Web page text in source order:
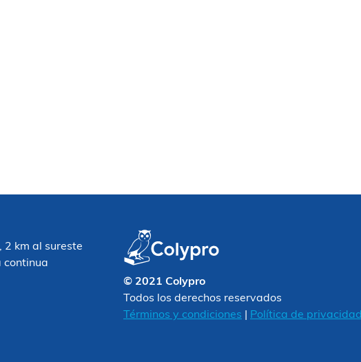
2 km al sureste
continua
© 2021 Colypro
Todos los derechos reservados
Términos y condiciones
Política de privacidad